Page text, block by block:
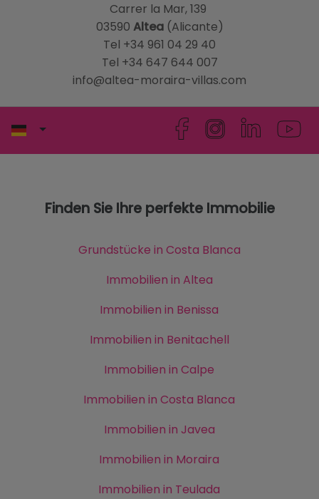
Carrer la Mar, 139
03590 Altea(Alicante)
Tel +34 961 04 29 40
Tel +34 647 644 007
info@altea-moraira-villas.com
Finden Sie Ihre perfekte Immobilie
Grundstücke in Costa Blanca
Immobilien in Altea
Immobilien in Benissa
Immobilien in Benitachell
Immobilien in Calpe
Immobilien in Costa Blanca
Immobilien in Javea
Immobilien in Moraira
Immobilien in Teulada